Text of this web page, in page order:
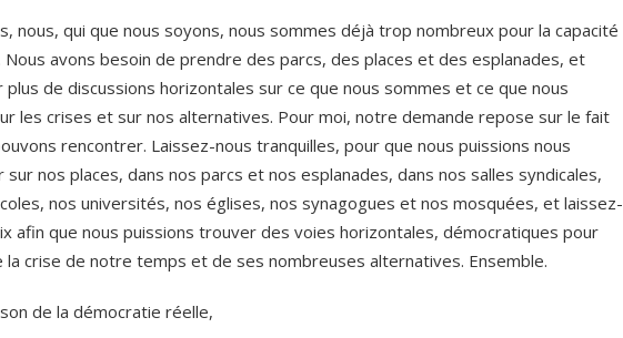
nous, qui que nous soyons, nous sommes déjà trop nombreux pour la capacité
Nous avons besoin de prendre des parcs, des places et des esplanades, et
plus de discussions horizontales sur ce que nous sommes et ce que nous
les crises et sur nos alternatives. Pour moi, notre demande repose sur le fait
rencontrer. Laissez-nous tranquilles, pour que nous puissions nous
sur nos places, dans nos parcs et nos esplanades, dans nos salles syndicales,
nos universités, nos églises, nos synagogues et nos mosquées, et laissez-
afin que nous puissions trouver des voies horizontales, démocratiques pour
la crise de notre temps et de ses nombreuses alternatives. Ensemble.
de la démocratie réelle,